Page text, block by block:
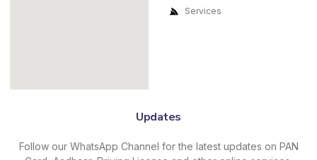
Services
Updates
Follow our WhatsApp Channel for the latest updates on PAN